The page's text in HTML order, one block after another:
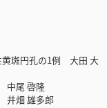
黄斑円孔の1例 大田 大
中尾 啓隆
井畑 雄多郎